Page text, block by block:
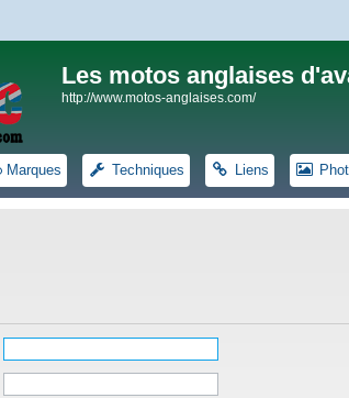
Les motos anglaises
http://www.motos-anglaises.com/
Marques Techniques Liens